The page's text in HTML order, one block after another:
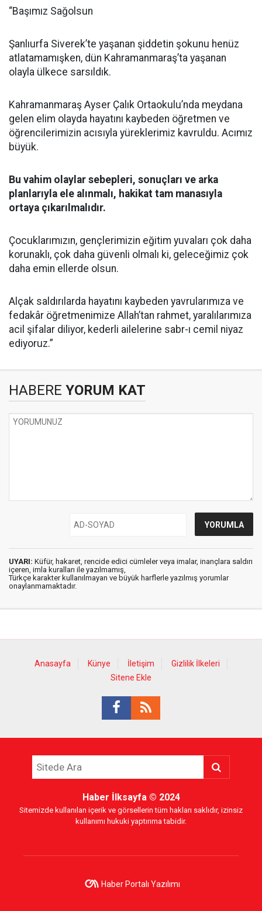
“Başımız Sağolsun
Şanlıurfa Siverek’te yaşanan şiddetin şokunu henüz
atlatamamışken, dün Kahramanmaraş’ta yaşanan
olayla ülkece sarsıldık.
Kahramanmaraş Ayser Çalık Ortaokulu’nda meydana
gelen elim olayda hayatını kaybeden öğretmen ve
öğrencilerimizin acısıyla yüreklerimiz kavruldu. Acımız
büyük.
Bu vahim olaylar sebepleri, sonuçları ve arka
planlarıyla ele alınmalı, hakikat tam manasıyla
ortaya çıkarılmalıdır.
Çocuklarımızın, gençlerimizin eğitim yuvaları çok daha
korunaklı, çok daha güvenli olmalı ki, geleceğimiz çok
daha emin ellerde olsun.
Alçak saldırılarda hayatını kaybeden yavrularımıza ve
fedakâr öğretmenimize Allah’tan rahmet, yaralılarımıza
acil şifalar diliyor, kederli ailelerine sabr-ı cemil niyaz
ediyoruz.”
HABERE YORUM KAT
UYARI: Küfür, hakaret, rencide edici cümleler veya imalar, inançlara saldırı
içeren, imla kuralları ile yazılmamış,
Türkçe karakter kullanılmayan ve büyük harflerle yazılmış yorumlar
onaylanmamaktadır.
Anasayfa Künye İletişim
Gizlilik İlkeleri
Sitene Ekle
Haber İlksayfa© 2024
Sitemizde kullanılan içerik ve görsellerin tüm hakları saklıdır, izinsiz
kullanımı hukuki yaptırıma tabidir.
Haber Portalı Yazılımı